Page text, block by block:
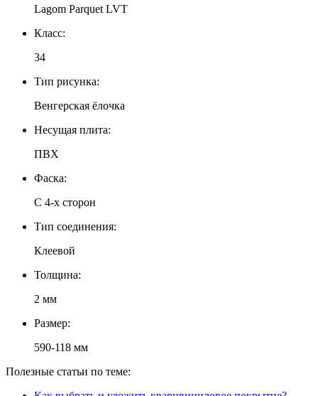
Lagom Parquet LVT
Класс:
34
Тип рисунка:
Венгерская ёлочка
Несущая плита:
ПВХ
Фаска:
С 4-х сторон
Тип соединения:
Клеевой
Толщина:
2 мм
Размер:
590-118 мм
Полезные статьи по теме: